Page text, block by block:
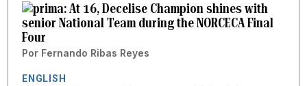
At 16, Decelise Champion shines with
senior National Team during the NORCECA Final
Four
Por Fernando Ribas Reyes
ENGLISH